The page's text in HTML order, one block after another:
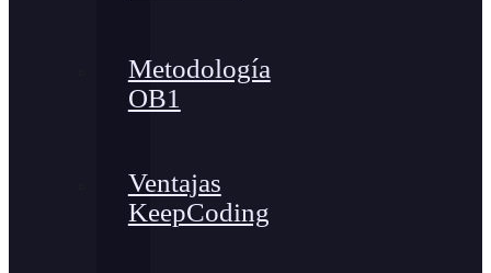
Metodología
OB1
Ventajas
KeepCoding